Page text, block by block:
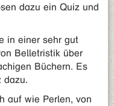
dazu ein Quiz und
in einer sehr gut
Belletristik über
Büchern. Es
dazu.
auf wie Perlen, von